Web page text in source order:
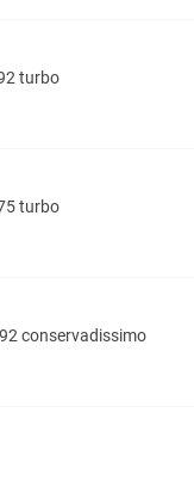
turbo
turbo
conservadissimo